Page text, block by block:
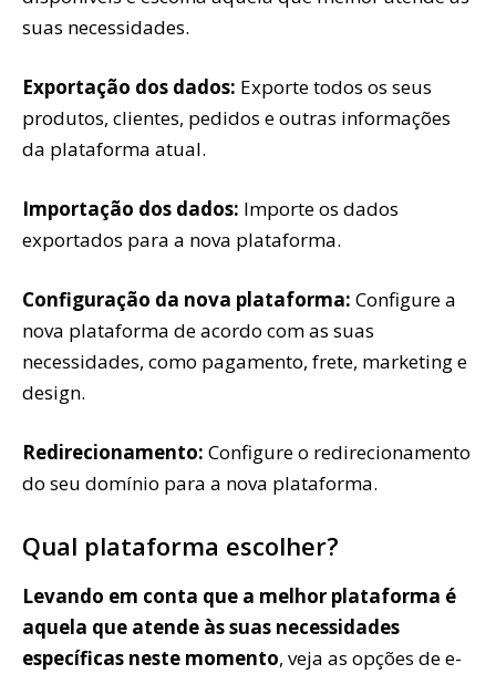
suas necessidades.
Exportação dos dados: Exporte todos os seus
produtos, clientes, pedidos e outras informações
da plataforma atual.
Importação dos dados: Importe os dados
exportados para a nova plataforma.
Configuração da nova plataforma: Configure a
nova plataforma de acordo com as suas
necessidades, como pagamento, frete, marketing e
design.
Redirecionamento: Configure o redirecionamento
do seu domínio para a nova plataforma.
Qual plataforma escolher?
Levando em conta que a melhor plataforma é
aquela que atende às suas necessidades
específicas neste momento, veja as opções de e-